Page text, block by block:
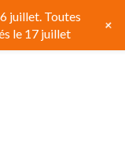
juillet. Toutes
le 17 juillet
+